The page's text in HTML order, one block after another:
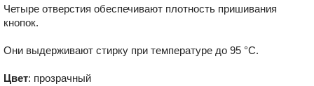
Четыре отверстия обеспечивают плотность пришивания
кнопок.
Они выдерживают стирку при температуре до 95 °С.
Цвет: прозрачный